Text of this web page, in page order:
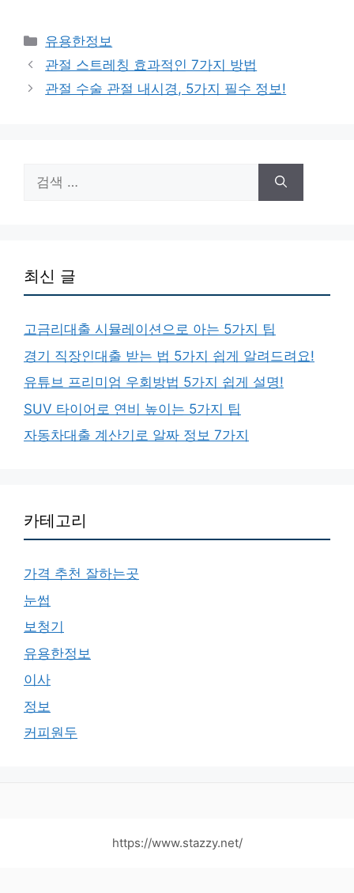
카
테
리
유용한정보
관절 스트레칭 효과적인 7가지 방법
관절 수술 관절 내시경, 5가지 필수 정보!
색:
최신 글
고금리대출 시뮬레이션으로 아는 5가지 팁
경기 직장인대출 받는 법 5가지 쉽게 알려드려요!
유튜브 프리미엄 우회방법 5가지 쉽게 설명!
SUV 타이어로 연비 높이는 5가지 팁
자동차대출 계산기로 알짜 정보 7가지
카테고리
가격 추천 잘하는곳
눈썹
보청기
유용한정보
이사
정보
커피원두
https://www.stazzy.net/